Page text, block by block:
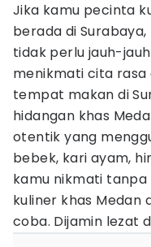
Jika kamu pecinta
berada di
tidak perlu jauh-
menikmati cita
tempat makan di
hidangan khas
otentik yang
bebek, kari ayam,
kamu nikmati tanpa
kuliner khas Medan
coba. Dijamin lezat